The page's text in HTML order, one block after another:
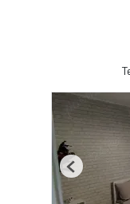
Previous